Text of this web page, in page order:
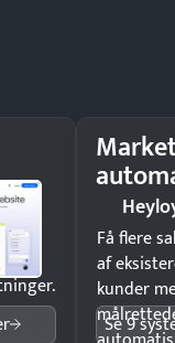
til
Få flere
af
kunder
Se 9